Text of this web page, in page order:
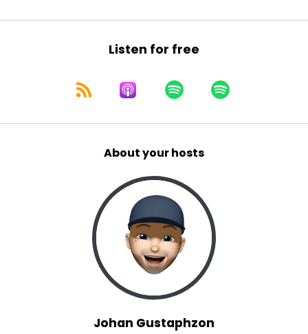
Listen for free
About your hosts
Johan Gustaphzon